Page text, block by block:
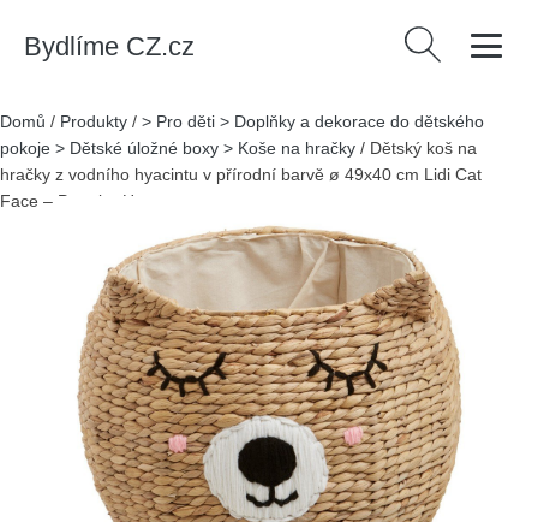
Bydlíme CZ.cz Vyhledávání
Domů / Produkty / > Pro děti > Doplňky a dekorace do dětského
pokoje > Dětské úložné boxy > Koše na hračky / Dětský koš na
hračky z vodního hyacintu v přírodní barvě ø 49x40 cm Lidi Cat
Face – Premier Housewares